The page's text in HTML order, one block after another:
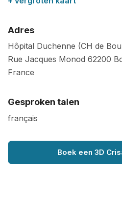
Adres
Hôpital Duchenne (CH de
Rue Jacques Monod 62200
France
Gesproken talen
français
Boek een 3D